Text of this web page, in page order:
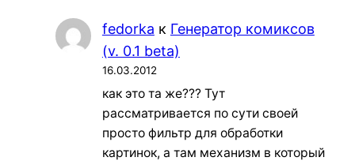
fedorka к Генератор комиксов
(v. 0.1 beta)
16.03.2012
как это та же??? Тут
рассматривается по сути своей
просто фильтр для обработки
картинок, а там механизм в который